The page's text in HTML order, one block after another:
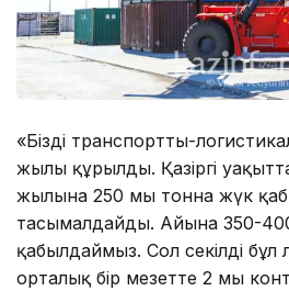
«Біздің транспортты-
жылы құрылды. Қазіргі уақытта
жылына 250 мың тонна жүк
тасымалдайды. Айына 350-
қабылдаймыз. Сол секілді бұл
орталық бір мезетте 2 мың